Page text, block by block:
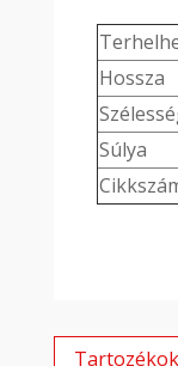
Hossza
Súlya